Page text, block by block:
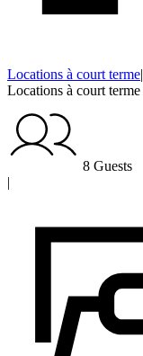
Locations à court terme|
Locations à court terme
8 Guests
|